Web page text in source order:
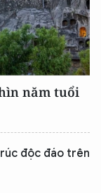
năm tuổi
độc đáo trên